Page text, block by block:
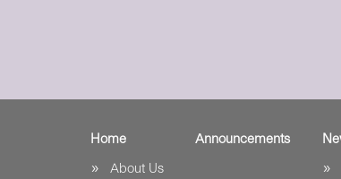
Home
About Us
Announcements